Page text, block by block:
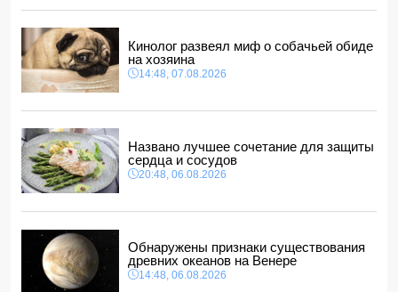
В Азербайджане ищут сотрудников с зарплатой до 10
12:40, 07.08.2026
Кинолог развеял миф о собачьей обиде
на хозяина
14:48, 07.08.2026
Названо лучшее сочетание для защиты
сердца и сосудов
20:48, 06.08.2026
Обнаружены признаки существования
древних океанов на Венере
14:48, 06.08.2026